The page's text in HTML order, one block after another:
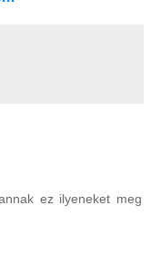
ez ilyeneket meg